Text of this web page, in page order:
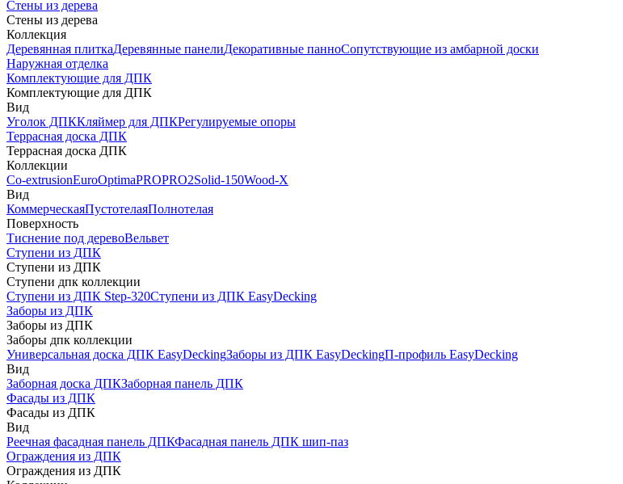
Стены из дерева
Стены из дерева
Коллекция
Деревянная плиткаДеревянные панелиДекоративные панноСопутствующие из амбарной доски
Наружная отделка
Комплектующие для ДПК
Комплектующие для ДПК
Вид
Уголок ДПККляймер для ДПКРегулируемые опоры
Террасная доска ДПК
Террасная доска ДПК
Коллекции
Co-extrusionEuroOptimaPROPRO2Solid-150Wood-X
Вид
КоммерческаяПустотелаяПолнотелая
Поверхность
Тиснение под деревоВельвет
Ступени из ДПК
Ступени из ДПК
Ступени дпк коллекции
Ступени из ДПК Step-320Ступени из ДПК EasyDecking
Заборы из ДПК
Заборы из ДПК
Заборы дпк коллекции
Универсальная доска ДПК EasyDeckingЗаборы из ДПК EasyDeckingП-профиль EasyDecking
Вид
Заборная доска ДПКЗаборная панель ДПК
Фасады из ДПК
Фасады из ДПК
Вид
Реечная фасадная панель ДПКФасадная панель ДПК шип-паз
Ограждения из ДПК
Ограждения из ДПК